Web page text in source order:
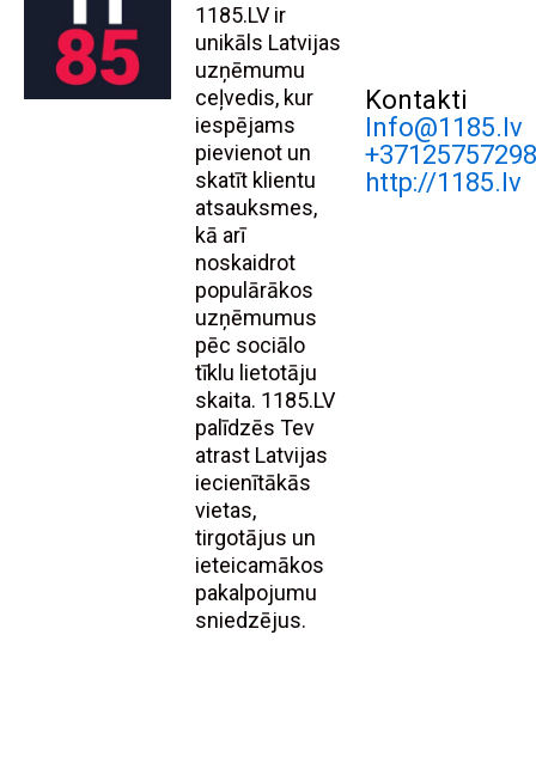
1185.LV ir
unikāls Latvijas
uzņēmumu
ceļvedis, kur
iespējams
pievienot un
skatīt klientu
atsauksmes,
kā arī
noskaidrot
populārākos
uzņēmumus
pēc sociālo
tīklu lietotāju
skaita. 1185.LV
palīdzēs Tev
atrast Latvijas
iecienītākās
vietas,
tirgotājus un
ieteicamākos
pakalpojumu
sniedzējus.
Kontakti
Info@1185.lv
http://1185.lv